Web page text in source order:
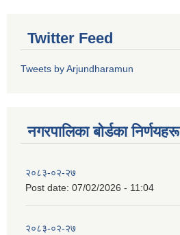
Twitter Feed
Tweets by Arjundharamun
नगरपालिका बाेर्डका निर्णयहरू
२०८३-०२-२७
Post date: 07/02/2026 - 11:04
२०८३-०२-२७